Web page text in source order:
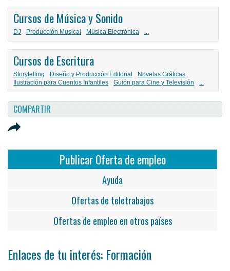
Cursos de Música y Sonido
DJ Producción Musical Música Electrónica
Cursos de Escritura
Storytelling Diseño y Producción Editorial
Novelas Gráficas
Ilustración para Cuentos Infantiles
Guión para Cine y Televisión
COMPARTIR
Publicar Oferta de empleo
Ayuda
Ofertas de teletrabajos
Ofertas de empleo en otros países
Enlaces de tu interés: Formación